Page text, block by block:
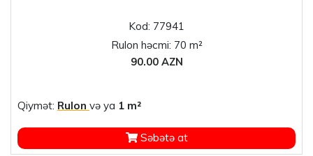
Kod: 77941
Rulon həcmi: 70 m²
90.00 AZN
Qiymət: Rulon və ya 1 m²
Səbətə at